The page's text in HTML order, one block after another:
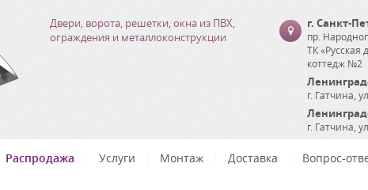
Двери, ворота, решетки, окна из ПВХ,
ограждения и металлоконструкции
г. Санкт-
пр.
ТК «Русская
коттедж №2
г. Гатчина
г. Гатчина
Распродажа Услуги Монтаж Доставка Вопрос-